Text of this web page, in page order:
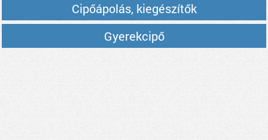
Cipőápolás, kiegészítők
Gyerekcipő